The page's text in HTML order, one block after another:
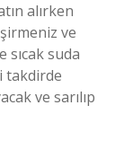
alırken
ve
suda
takdirde
ve sarılıp